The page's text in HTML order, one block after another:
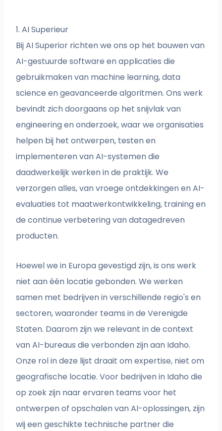
1. AI Superieur
Bij AI Superior richten we ons op het bouwen van
AI-gestuurde software en applicaties die
gebruikmaken van machine learning, data
science en geavanceerde algoritmen. Ons werk
bevindt zich doorgaans op het snijvlak van
engineering en onderzoek, waar we organisaties
helpen bij het ontwerpen, testen en
implementeren van AI-systemen die
daadwerkelijk werken in de praktijk. We
verzorgen alles, van vroege ontdekkingen en AI-
evaluaties tot maatwerkontwikkeling, training en
de continue verbetering van datagedreven
producten.
Hoewel we in Europa gevestigd zijn, is ons werk
niet aan één locatie gebonden. We werken
samen met bedrijven in verschillende regio's en
sectoren, waaronder teams in de Verenigde
Staten. Daarom zijn we relevant in de context
van AI-bureaus die verbonden zijn aan Idaho.
Onze rol in deze lijst draait om expertise, niet om
geografische locatie. Voor bedrijven in Idaho die
op zoek zijn naar ervaren teams voor het
ontwerpen of opschalen van AI-oplossingen, zijn
wij een geschikte technische partner die